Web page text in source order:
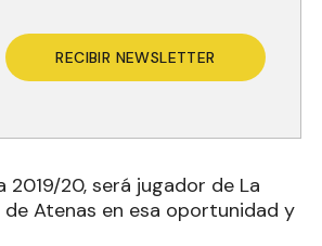
RECIBIR NEWSLETTER
2019/20, será jugador de La
Atenas en esa oportunidad y